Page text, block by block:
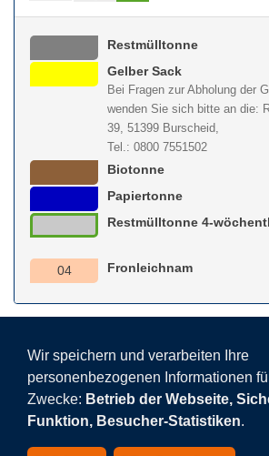
Restmülltonne
Gelber Sack
Bei Fragen zur Abholung der
wenden Sie sich bitte an die:
39, 51399 Burscheid,
Tel.: 0800 7551502
Biotonne
Papiertonne
Restmülltonne 4-
04 Fronleichnam
Wir speichern und verarbeiten Ihre
personenbezogenen Informationen
Zwecke: Betrieb der Webseite,
Funktion, Besucher-Statistiken.